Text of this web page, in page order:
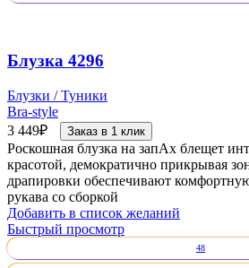
Блузка 4296
Блузки / Туники
Bra-style
3 449₽ Заказ в 1 клик
Роскошная блузка на запАх блещет
красотой, демократично прикрывая
драпировки обеспечивают
рукава со сборкой
Добавить в список желаний
Быстрый просмотр
48